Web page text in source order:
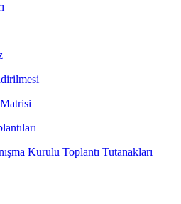
Kurulu Toplantı Tutanakları